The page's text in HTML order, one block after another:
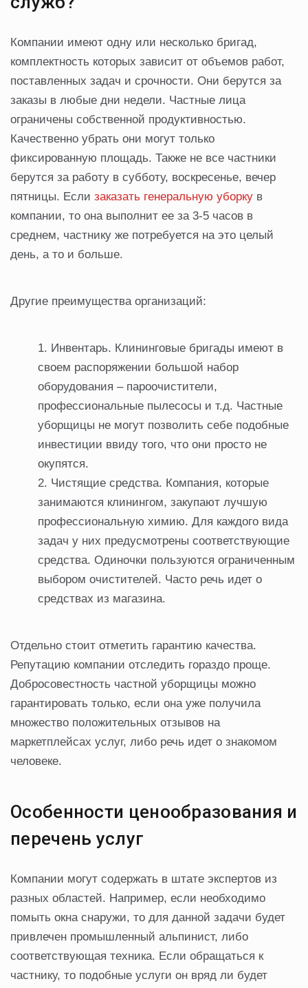
Компании имеют одну или несколько бригад,
комплектность которых зависит от объемов работ,
поставленных задач и срочности. Они берутся за
заказы в любые дни недели. Частные лица
ограничены собственной продуктивностью.
Качественно убрать они могут только
фиксированную площадь. Также не все частники
берутся за работу в субботу, воскресенье, вечер
пятницы. Если заказать генеральную уборку в
компании, то она выполнит ее за 3-5 часов в
среднем, частнику же потребуется на это целый
день, а то и больше.
Другие преимущества организаций:
Инвентарь. Клининговые бригады имеют в
своем распоряжении большой набор
оборудования – пароочистители,
профессиональные пылесосы и т.д. Частные
уборщицы не могут позволить себе подобные
инвестиции ввиду того, что они просто не
окупятся.
Чистящие средства. Компания, которые
занимаются клинингом, закупают лучшую
профессиональную химию. Для каждого вида
задач у них предусмотрены соответствующие
средства. Одиночки пользуются ограниченным
выбором очистителей. Часто речь идет о
средствах из магазина.
Отдельно стоит отметить гарантию качества.
Репутацию компании отследить гораздо проще.
Добросовестность частной уборщицы можно
гарантировать только, если она уже получила
множество положительных отзывов на
маркетплейсах услуг, либо речь идет о знакомом
человеке.
Особенности ценообразования и
перечень услуг
Компании могут содержать в штате экспертов из
разных областей. Например, если необходимо
помыть окна снаружи, то для данной задачи будет
привлечен промышленный альпинист, либо
соответствующая техника. Если обращаться к
частнику, то подобные услуги он вряд ли будет